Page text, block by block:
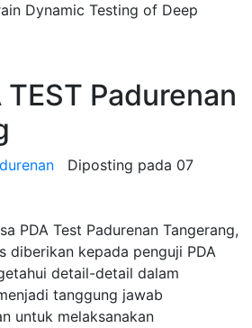
Dynamic Testing of Deep
TEST Padurenan
Diposting pada 07
PDA Test Padurenan Tangerang,
diberikan kepada penguji PDA
detail-detail dalam
tanggung jawab
untuk melaksanakan